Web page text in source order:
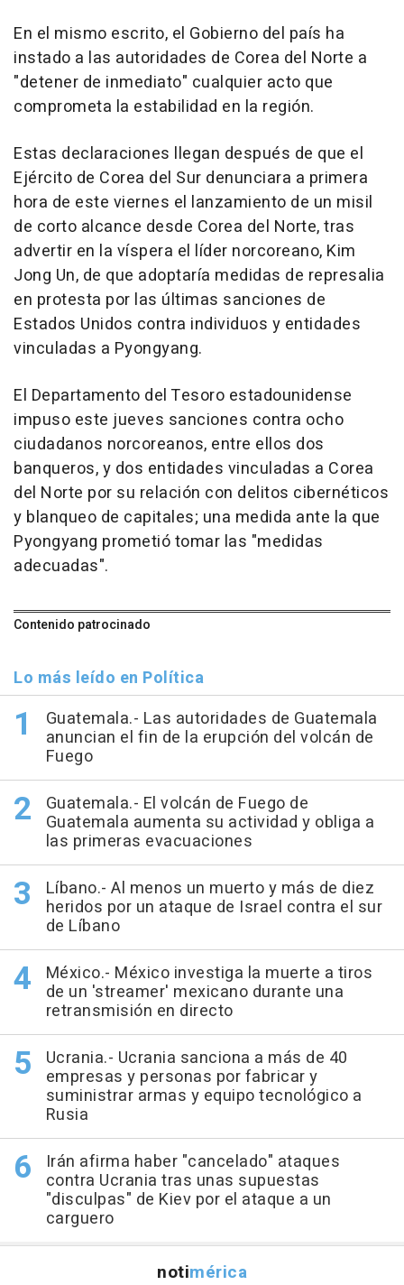
En el mismo escrito, el Gobierno del país ha
instado a las autoridades de Corea del Norte a
"detener de inmediato" cualquier acto que
comprometa la estabilidad en la región.
Estas declaraciones llegan después de que el
Ejército de Corea del Sur denunciara a primera
hora de este viernes el lanzamiento de un misil
de corto alcance desde Corea del Norte, tras
advertir en la víspera el líder norcoreano, Kim
Jong Un, de que adoptaría medidas de represalia
en protesta por las últimas sanciones de
Estados Unidos contra individuos y entidades
vinculadas a Pyongyang.
El Departamento del Tesoro estadounidense
impuso este jueves sanciones contra ocho
ciudadanos norcoreanos, entre ellos dos
banqueros, y dos entidades vinculadas a Corea
del Norte por su relación con delitos cibernéticos
y blanqueo de capitales; una medida ante la que
Pyongyang prometió tomar las "medidas
adecuadas".
Contenido patrocinado
Lo más leído en Política
Guatemala.- Las autoridades de Guatemala
anuncian el fin de la erupción del volcán de
Fuego
Guatemala.- El volcán de Fuego de
Guatemala aumenta su actividad y obliga a
las primeras evacuaciones
Líbano.- Al menos un muerto y más de diez
heridos por un ataque de Israel contra el sur
de Líbano
México.- México investiga la muerte a tiros
de un 'streamer' mexicano durante una
retransmisión en directo
Ucrania.- Ucrania sanciona a más de 40
empresas y personas por fabricar y
suministrar armas y equipo tecnológico a
Rusia
Irán afirma haber "cancelado" ataques
contra Ucrania tras unas supuestas
"disculpas" de Kiev por el ataque a un
carguero
notimérica